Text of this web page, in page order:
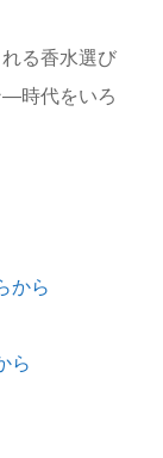
る香水選び
―時代をいろ
から
ら